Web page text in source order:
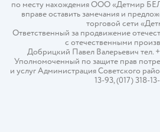
по месту нахождения ООО «Детмир
вправе оставить замечания и
торговой сети
Ответственный за продвижение
с отечественными
Добрицкий Павел Валерьевич тел.
Уполномоченный по защите прав
и услуг Администрация Советского
13-93, (017) 318-